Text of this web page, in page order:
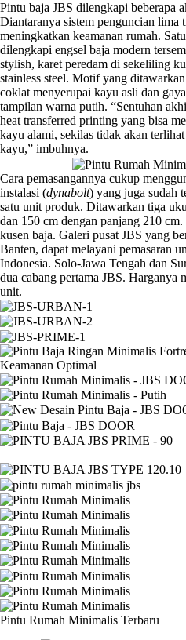
Pintu baja JBS dilengkapi beberapa
Diantaranya sistem penguncian lima
meningkatkan keamanan rumah.
dilengkapi engsel baja modern
stylish, karet peredam di sekeliling
stainless steel. Motif yang
coklat menyerupai kayu asli dan
tampilan warna putih. “Sentuhan
heat transferred printing yang bisa
kayu alami, sekilas tidak akan
kayu,” imbuhnya.
Cara pemasangannya cukup
instalasi (dynabolt) yang juga sudah
satu unit produk. Ditawarkan tiga
dan 150 cm dengan panjang 210
kusen baja. Galeri pusat JBS yang
Banten, dapat melayani pemasaran
Indonesia. Solo-Jawa Tengah dan
dua cabang pertama JBS. Harganya
unit.
Pintu Rumah Minimalis Terbaru